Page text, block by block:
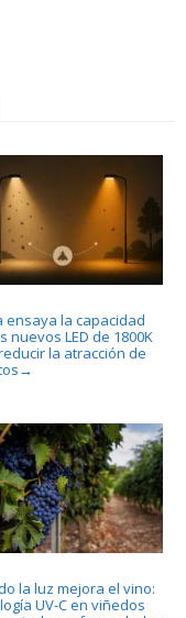
ensaya la capacidad
nuevos LED de 1800K
la atracción de
→
la luz mejora el vino:
UV-C en viñedos